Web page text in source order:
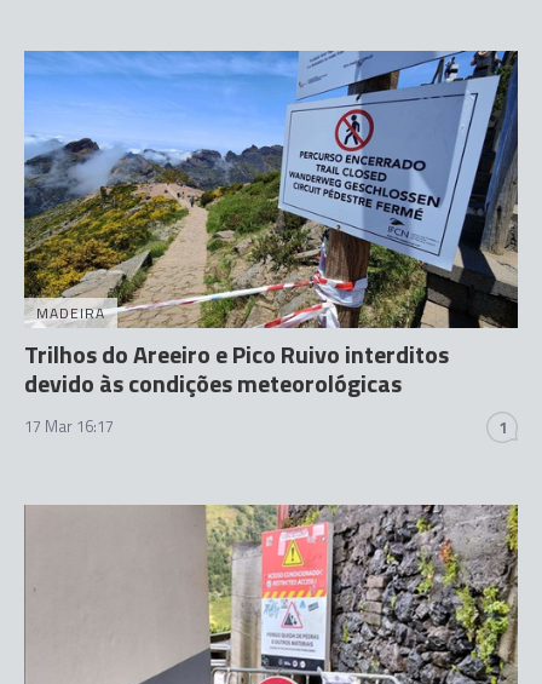
MADEIRA
Trilhos do Areeiro e Pico Ruivo interditos
devido às condições meteorológicas
17 Mar 16:17 1